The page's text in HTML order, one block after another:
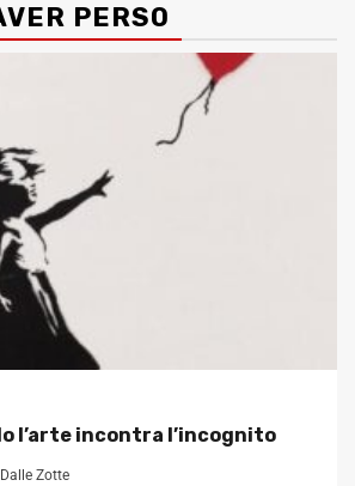
PERSO
l’arte incontra l’incognito
Zotte